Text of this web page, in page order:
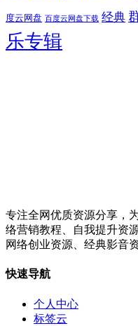
度云网盘 百度云网盘下载 经典
乐专辑
专注全网优质资源分享，
络营销教程、自我提升资
网络创业资源、经典影音
快速导航
个人中心
标签云